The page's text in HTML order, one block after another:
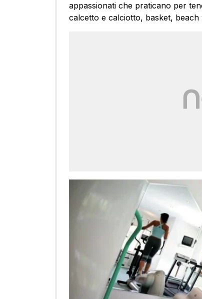
appassionati che praticano per
calcetto e calciotto, basket,